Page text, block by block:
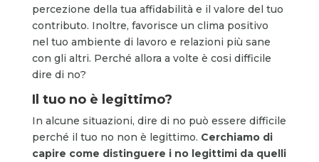
percezione della tua affidabilità e il valore del tuo
contributo. Inoltre, favorisce un clima positivo
nel tuo ambiente di lavoro e relazioni più sane
con gli altri. Perché allora a volte è cosi difficile
dire di no?
Il tuo no è legittimo?
In alcune situazioni, dire di no può essere difficile
perché il tuo no non è legittimo. Cerchiamo di
capire come distinguere i no legittimi da quelli